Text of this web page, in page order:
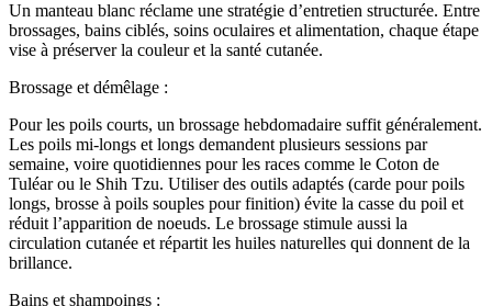
Un manteau blanc réclame une stratégie d’entretien structurée. Entre
brossages, bains ciblés, soins oculaires et alimentation, chaque étape
vise à préserver la couleur et la santé cutanée.
Brossage et démêlage :
Pour les poils courts, un brossage hebdomadaire suffit généralement.
Les poils mi-longs et longs demandent plusieurs sessions par
semaine, voire quotidiennes pour les races comme le Coton de
Tuléar ou le Shih Tzu. Utiliser des outils adaptés (carde pour poils
longs, brosse à poils souples pour finition) évite la casse du poil et
réduit l’apparition de noeuds. Le brossage stimule aussi la
circulation cutanée et répartit les huiles naturelles qui donnent de la
brillance.
Bains et shampoings :